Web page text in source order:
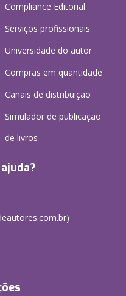
Compliance Editorial
Serviços profissionais
Universidade do autor
Compras em quantidade
Canais de distribuição
Simulador de publicação
de livros